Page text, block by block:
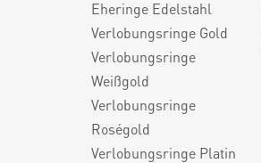
Eheringe Edelstahl
Verlobungsringe Gold
Verlobungsringe
Weißgold
Verlobungsringe
Roségold
Verlobungsringe Platin